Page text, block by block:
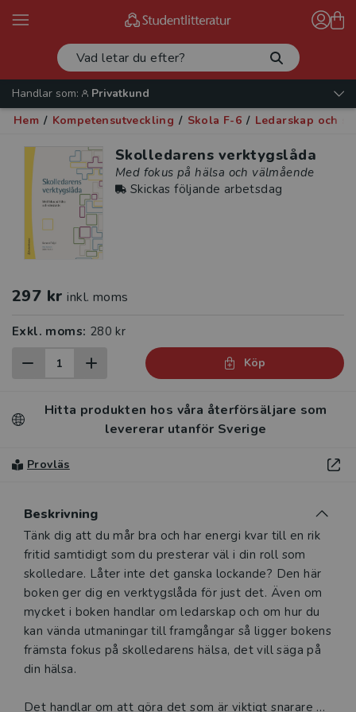
Handlar som:
Privatkund
Hem / Kompetensutveckling / Skola F-6 / Ledarskap och
Skolledarens verktygslåda
Med fokus på hälsa och välmående
Skickas följande arbetsdag
297 kr inkl. moms
Exkl. moms: 280 kr
Köp
Hitta produkten hos våra återförsäljare som
levererar utanför Sverige
Provläs
Beskrivning
Beskrivning
Tänk dig att du mår bra och har energi kvar till en rik
fritid samtidigt som du presterar väl i din roll som
skolledare. Låter inte det ganska lockande? Den här
boken ger dig en verktygslåda för just det. Även om
mycket i boken handlar om ledarskap och om hur du
kan vända utmaningar till framgångar så ligger bokens
främsta fokus på skolledarens hälsa, det vill säga på
din hälsa.
Det handlar om att göra det som är viktigt snarare än